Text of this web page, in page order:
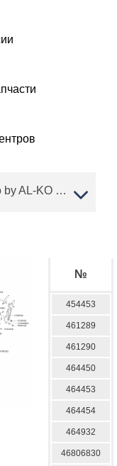
3 КОЛЕСА РЕМЕНЬ ШКИВ solo by AL-KO трактор T 16-95.6 HD V2 Артикул: 127369 с 03/2016 по 10/2016 года
№
454453
461289
461290
464450
464453
464454
464932
46806830